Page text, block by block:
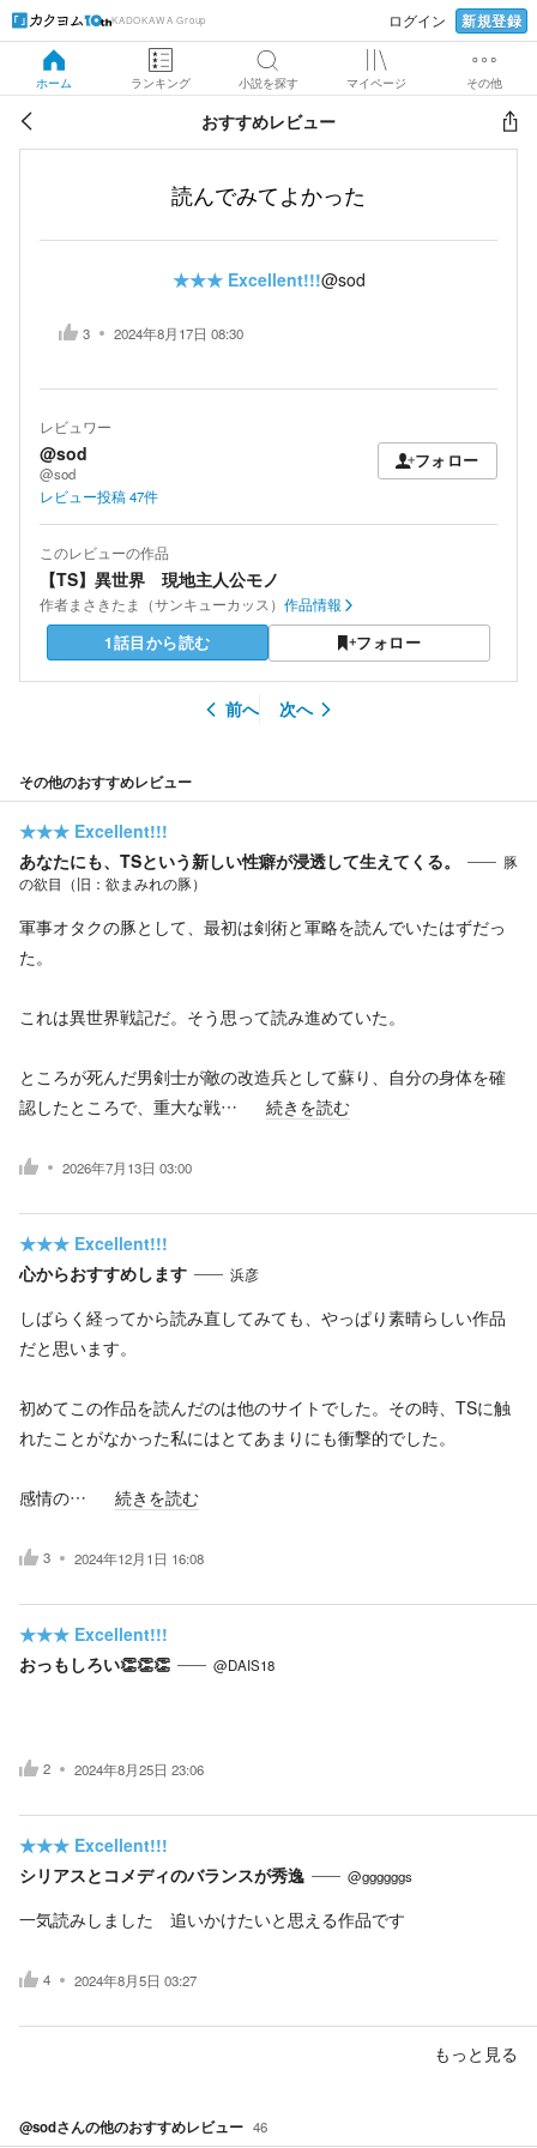
KADOKAWA Group ログイン 新規登録
ホーム ランキング 小説を探す マイページ その他
おすすめレビュー
読んでみてよかった
★★★ Excellent!!!@sod
3 2024年8月17日 08:30
レビュワー
@sod
@sod
フォロー
レビュー投稿47件
このレビューの作品
【TS】異世界 現地主人公モノ
作者まさきたま（サンキューカッス） 作品情報
1話目から読む フォロー
前へ 次へ
その他のおすすめレビュー
★★★ Excellent!!!
あなたにも、TSという新しい性癖が浸透して生えてくる。
豚
の欲目（旧：欲まみれの豚）
軍事オタクの豚として、最初は剣術と軍略を読んでいたはずだっ
た。
これは異世界戦記だ。そう思って読み進めていた。
ところが死んだ男剣士が敵の改造兵として蘇り、自分の身体を確
認したところで、重大な戦…
続きを読む
2026年7月13日 03:00
★★★ Excellent!!!
心からおすすめします
浜彦
しばらく経ってから読み直してみても、やっぱり素晴らしい作品
だと思います。
初めてこの作品を読んだのは他のサイトでした。その時、TSに触
れたことがなかった私にはとてあまりにも衝撃的でした。
感情の… 続きを読む
3 2024年12月1日 16:08
★★★ Excellent!!!
おっもしろい👏👏👏
@DAIS18
2 2024年8月25日 23:06
★★★ Excellent!!!
シリアスとコメディのバランスが秀逸
@ggggggs
一気読みしました 追いかけたいと思える作品です
4 2024年8月5日 03:27
もっと見る
@sodさんの他のおすすめレビュー 46